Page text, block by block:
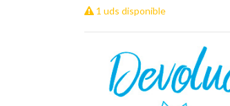
1 uds disponible